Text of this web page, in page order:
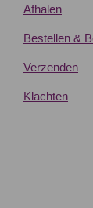
Afhalen
Bestellen &
Verzenden
Klachten